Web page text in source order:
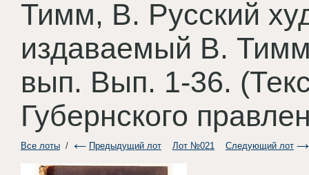
Тимм, В. Русский
издаваемый В.
вып. Вып. 1-36.
Губернского
Все лоты/ Предыдущий лот Лот №021 Следующий лот